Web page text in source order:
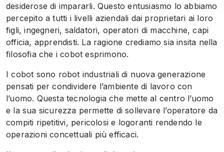
desiderose di impararli. Questo entusiasmo lo abbiamo
percepito a tutti i livelli aziendali dai proprietari ai loro
figli, ingegneri, saldatori, operatori di macchine, capi
officia, apprendisti. La ragione crediamo sia insita nella
filosofia che i cobot esprimono.
I cobot sono robot industriali di nuova generazione
pensati per condividere l’ambiente di lavoro con
l’uomo. Questa tecnologia che mette al centro l’uomo
e la sua sicurezza permette di sollevare l’operatore da
compiti ripetitivi, pericolosi e logoranti rendendo le
operazioni concettuali più efficaci.